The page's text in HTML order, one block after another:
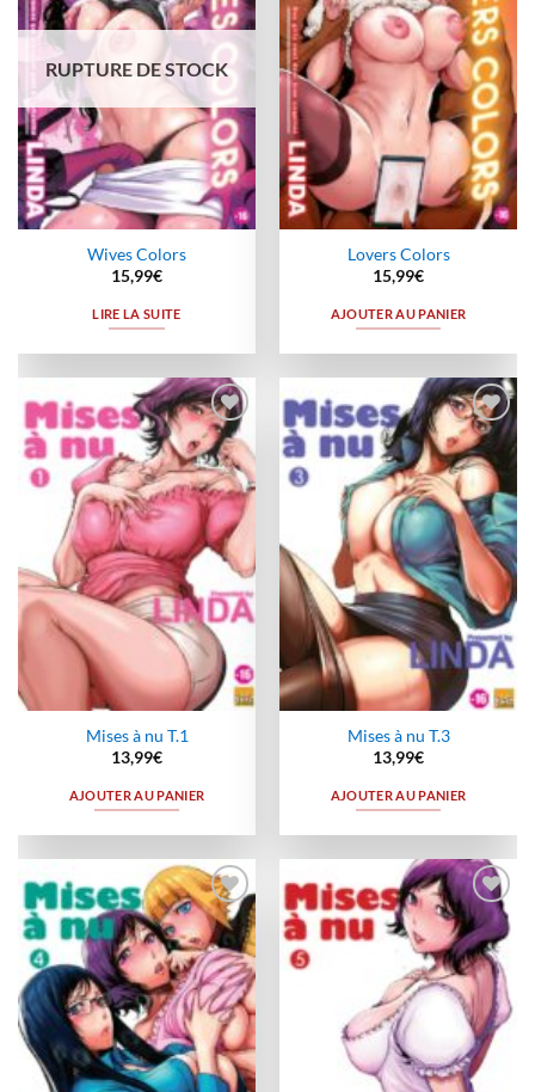
RUPTURE DE STOCK
Wives Colors
15,99€
LIRE LA SUITE
Lovers Colors
15,99€
AJOUTER AU PANIER
Ajouter
à la
wishlist
Mises à nu T.1
13,99€
AJOUTER AU PANIER
Ajouter
à la
wishlist
Mises à nu T.3
13,99€
AJOUTER AU PANIER
Ajouter
à la
wishlist
Ajouter
à la
wishlist